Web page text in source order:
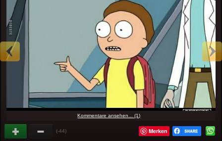
Kommentare ansehen... (1)
(-44) Merken